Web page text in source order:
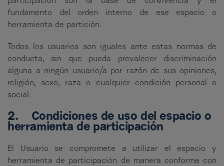
fundamento del orden interno de ese espacio o
herramienta de partición.
Todos los usuarios son iguales ante estas normas de
conducta, sin que pueda prevalecer discriminación
alguna a ningún usuario/a por razón de sus opiniones,
religión, sexo, raza o cualquier condición personal o
social.
2. Condiciones de uso del espacio o
herramienta de participación
El Usuario se compromete a utilizar el espacio y
herramienta de participación de manera conforme con